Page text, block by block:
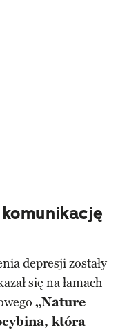
depresji zostały
się na łamach
„Nature
która